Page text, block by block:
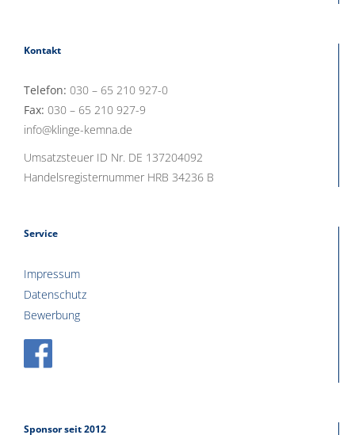
Kontakt
Telefon: 030 – 65 210 927-0
Fax: 030 – 65 210 927-9
info@klinge-kemna.de
Umsatzsteuer ID Nr. DE 137204092
Handelsregisternummer HRB 34236 B
Service
Impressum
Datenschutz
Bewerbung
Sponsor seit 2012